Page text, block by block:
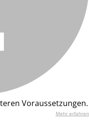
Voraussetzungen.
Mehr erfahren